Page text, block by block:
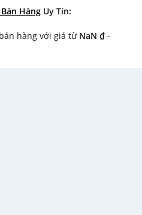
Hàng Uy Tín:
hàng với giá từ NaN ₫ -